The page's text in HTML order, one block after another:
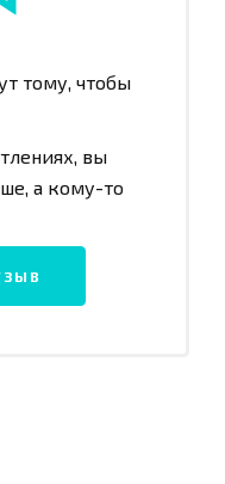
тому, чтобы
вы
а кому-то